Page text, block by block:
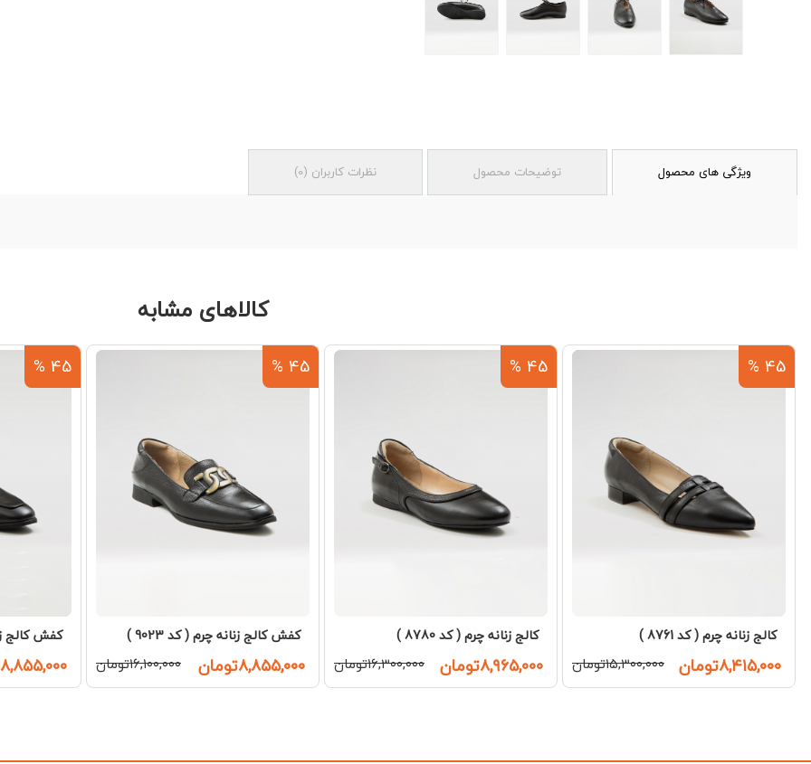
ویژگی های محصول توضیحات محصول نظرات کاربران (
0
)
کالاهای مشابه
45 %
کالج زنانه چرم ( کد 8761 )
۸,۴۱۵,۰۰۰تومان ۱۵,۳۰۰,۰۰۰تومان
45 %
کالج زنانه چرم ( کد 8780 )
۸,۹۶۵,۰۰۰تومان ۱۶,۳۰۰,۰۰۰تومان
45 %
کفش کالج زنانه چرم ( کد 9023 )
۸,۸۵۵,۰۰۰تومان ۱۶,۱۰۰,۰۰۰تومان
45 %
کفش کالج
۸,۸۵۵,۰۰۰تومان